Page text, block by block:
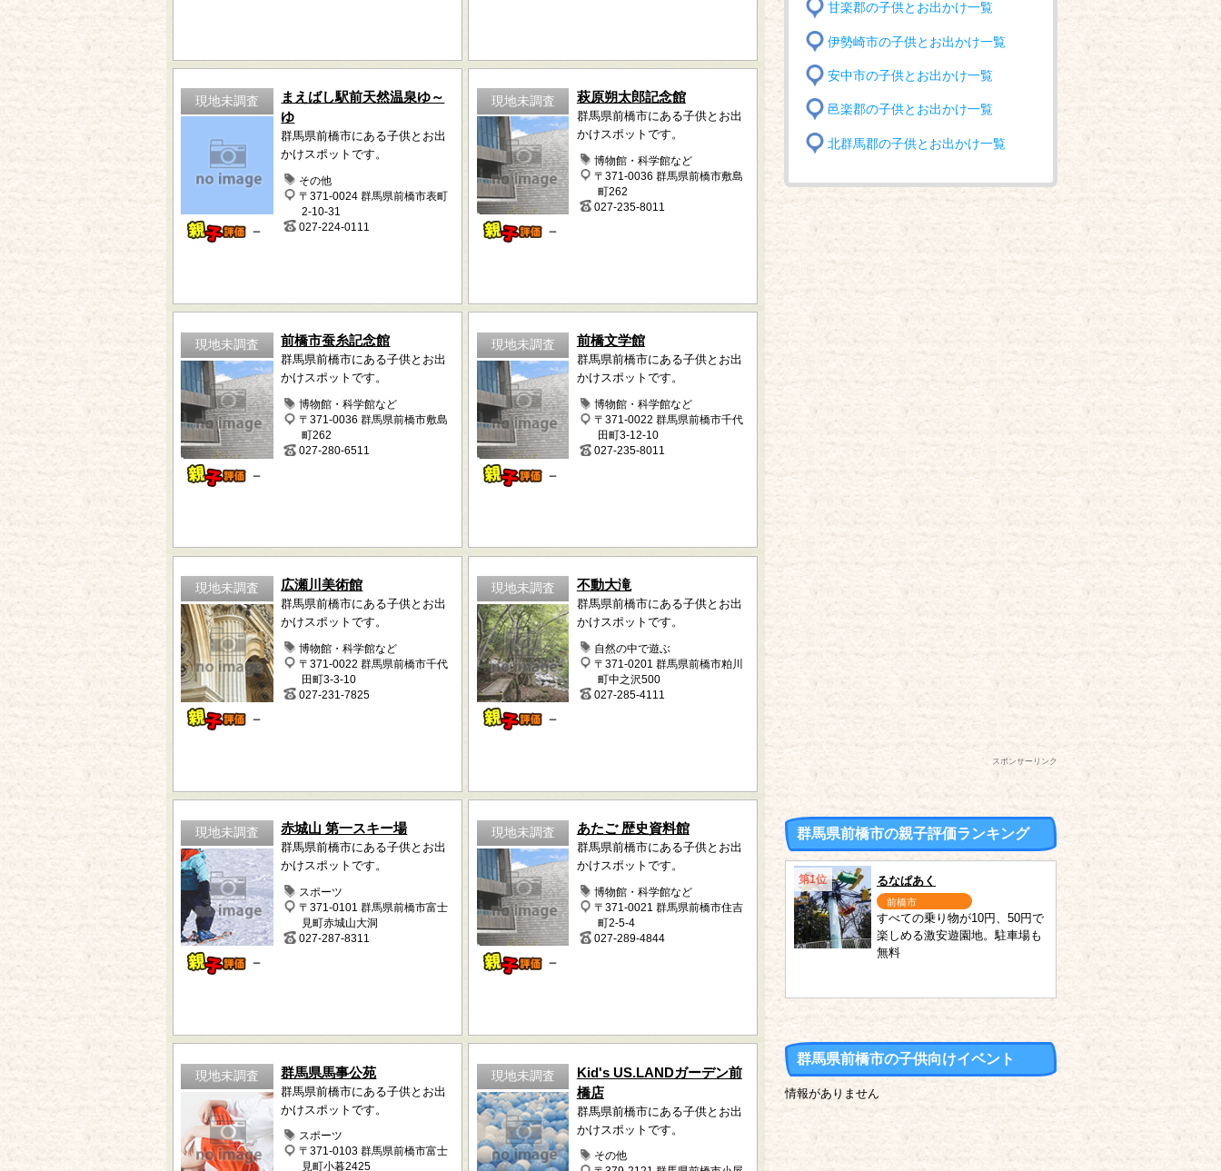
現地未調査
－
まえばし駅前天然温泉ゆ～
ゆ
群馬県前橋市にある子供とお出
かけスポットです。
その他
〒371-0024 群馬県前橋市表町
2-10-31
027-224-0111
現地未調査
－
萩原朔太郎記念館
群馬県前橋市にある子供とお出
かけスポットです。
博物館・科学館など
〒371-0036 群馬県前橋市敷島
町262
027-235-8011
現地未調査
－
前橋市蚕糸記念館
群馬県前橋市にある子供とお出
かけスポットです。
博物館・科学館など
〒371-0036 群馬県前橋市敷島
町262
027-280-6511
現地未調査
－
前橋文学館
群馬県前橋市にある子供とお出
かけスポットです。
博物館・科学館など
〒371-0022 群馬県前橋市千代
田町3-12-10
027-235-8011
現地未調査
－
広瀬川美術館
群馬県前橋市にある子供とお出
かけスポットです。
博物館・科学館など
〒371-0022 群馬県前橋市千代
田町3-3-10
027-231-7825
現地未調査
－
不動大滝
群馬県前橋市にある子供とお出
かけスポットです。
自然の中で遊ぶ
〒371-0201 群馬県前橋市粕川
町中之沢500
027-285-4111
現地未調査
－
赤城山 第一スキー場
群馬県前橋市にある子供とお出
かけスポットです。
スポーツ
〒371-0101 群馬県前橋市富士
見町赤城山大洞
027-287-8311
現地未調査
－
あたご 歴史資料館
群馬県前橋市にある子供とお出
かけスポットです。
博物館・科学館など
〒371-0021 群馬県前橋市住吉
町2-5-4
027-289-4844
現地未調査 群馬県馬事公苑
群馬県前橋市にある子供とお出
かけスポットです。
スポーツ
〒371-0103 群馬県前橋市富士
見町小暮2425
現地未調査
Kid's US.LANDガーデン前
橋店
群馬県前橋市にある子供とお出
かけスポットです。
その他
甘楽郡の子供とお出かけ一覧
伊勢崎市の子供とお出かけ一覧
安中市の子供とお出かけ一覧
邑楽郡の子供とお出かけ一覧
北群馬郡の子供とお出かけ一覧
スポンサーリンク
群馬県前橋市の親子評価ランキング
第1位 るなぱあく
前橋市
すべての乗り物が10円、50円で
楽しめる激安遊園地。駐車場も
無料
群馬県前橋市の子供向けイベント
情報がありません